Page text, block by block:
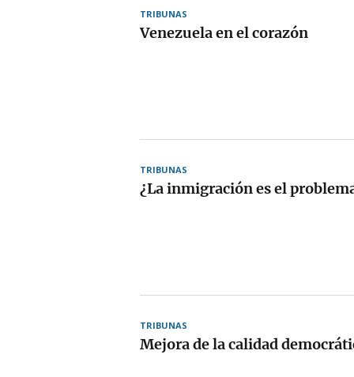
TRIBUNAS
Venezuela en el corazón
TRIBUNAS
¿La inmigración es el
TRIBUNAS
Mejora de la calidad